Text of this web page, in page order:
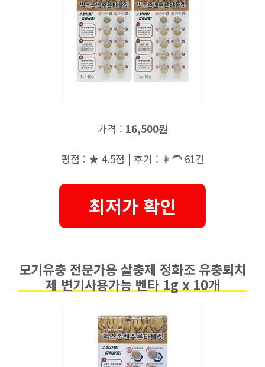
가격 : 16,500원
평점 : ★ 4.5점 | 후기 : 👩‍🦱 61건
최저가 확인
모기유충 전문가용 살충제 정화조 유충퇴치
제 변기사용가능 벤타 1g x 10개